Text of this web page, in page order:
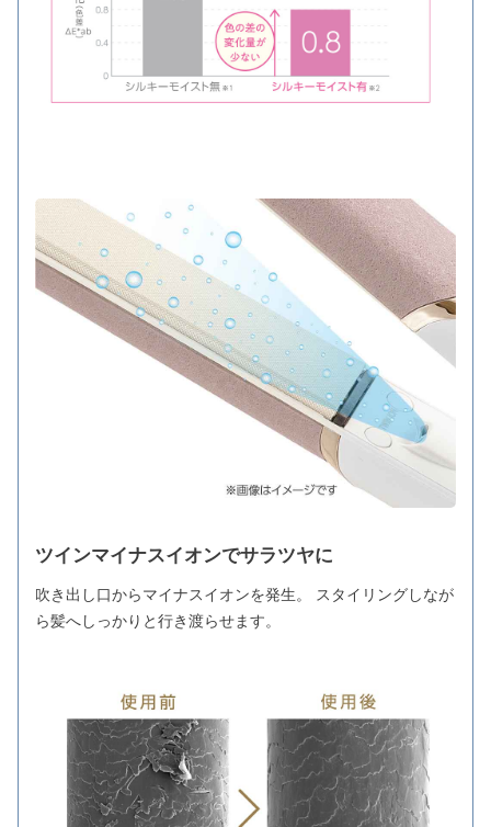
ツインマイナスイオンでサラツヤに
吹き出し口からマイナスイオンを発生。 スタイリングしなが
ら髪へしっかりと行き渡らせます。